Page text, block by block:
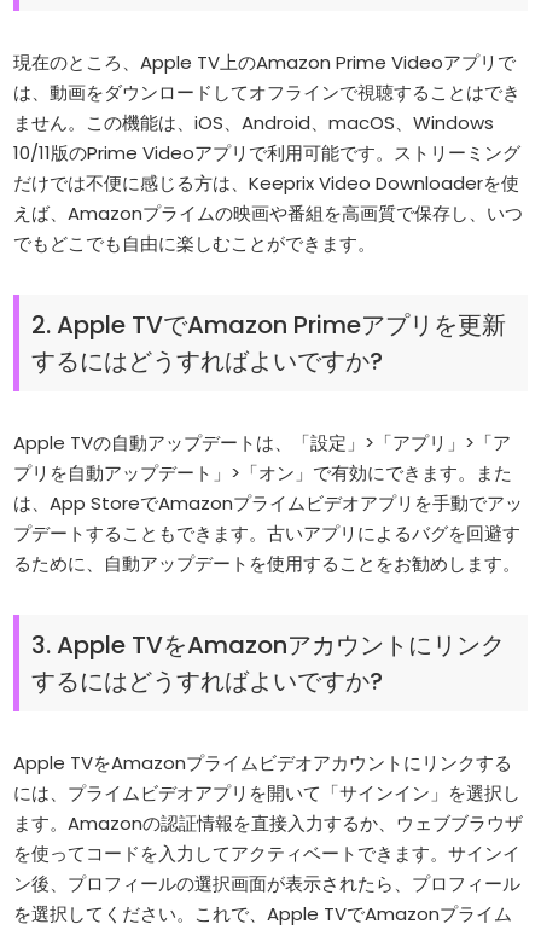
現在のところ、Apple TV上のAmazon Prime Videoアプリで
は、動画をダウンロードしてオフラインで視聴することはでき
ません。この機能は、iOS、Android、macOS、Windows
10/11版のPrime Videoアプリで利用可能です。ストリーミング
だけでは不便に感じる方は、Keeprix Video Downloaderを使
えば、Amazonプライムの映画や番組を高画質で保存し、いつ
でもどこでも自由に楽しむことができます。
2. Apple TVでAmazon Primeアプリを更新
するにはどうすればよいですか?
Apple TVの自動アップデートは、「設定」>「アプリ」>「ア
プリを自動アップデート」>「オン」で有効にできます。また
は、App StoreでAmazonプライムビデオアプリを手動でアッ
プデートすることもできます。古いアプリによるバグを回避す
るために、自動アップデートを使用することをお勧めします。
3. Apple TVをAmazonアカウントにリンク
するにはどうすればよいですか?
Apple TVをAmazonプライムビデオアカウントにリンクする
には、プライムビデオアプリを開いて「サインイン」を選択し
ます。Amazonの認証情報を直接入力するか、ウェブブラウザ
を使ってコードを入力してアクティベートできます。サインイ
ン後、プロフィールの選択画面が表示されたら、プロフィール
を選択してください。これで、Apple TVでAmazonプライム